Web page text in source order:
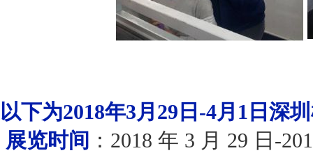
以下为2018年3月29日-4月1日深
展览时间 ：2018 年 3 月 29 日-